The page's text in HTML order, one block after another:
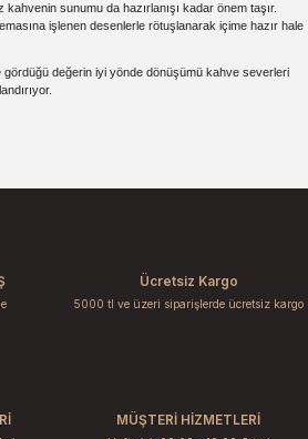
sunumu da hazırlanışı kadar önem taşır.
işlenen desenlerle rötuşlanarak içime hazır hale
gördüğü değerin iyi yönde dönüşümü kahve severleri
Ücretsiz Kargo
5000 tl ve üzeri siparişlerde ücretsiz kargo
MÜŞTERİ HİZMETLERİ